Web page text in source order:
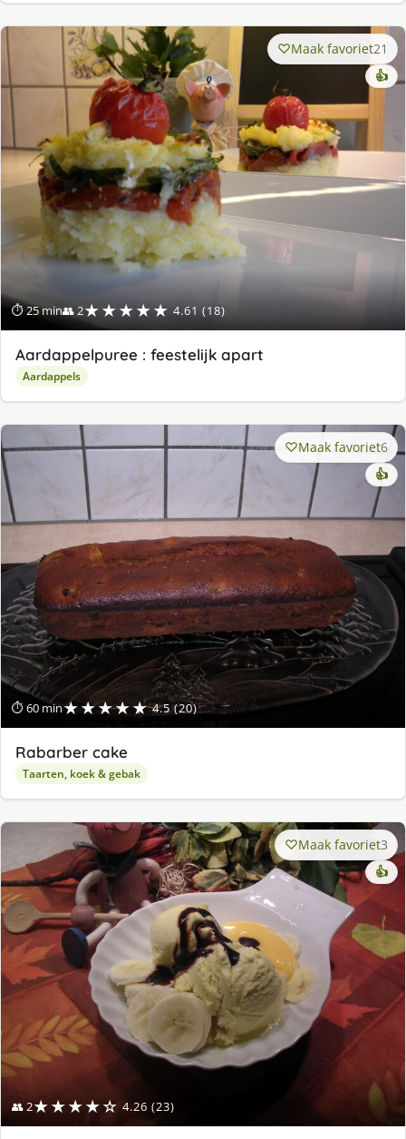
⏱ 25 min👥 2★★★★★ 4.61 (18)
Maak favoriet21
👍
Aardappelpuree : feestelijk apart
Aardappels
⏱ 60 min★★★★★ 4.5 (20)
Maak favoriet6
👍
Rabarber cake
Taarten, koek & gebak
👥 2★★★★☆ 4.26 (23)
Maak favoriet3
👍